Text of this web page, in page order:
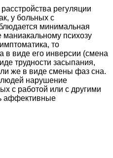
регуляции
у больных с
минимальная
маниакальному психозу
то
в виде его инверсии (смена
трудности засыпания,
же в виде смены фаз сна.
людей нарушение
с работой или с другими
аффективные